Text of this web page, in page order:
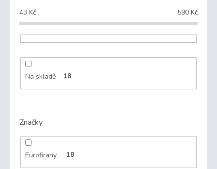
43 Kč 590 Kč
Na skladě 18
Značky
Eurofirany 18